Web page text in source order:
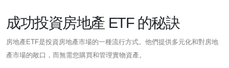
成功投資房地產 ETF 的秘訣
房地產ETF是投資房地產市場的一種流行方式。他們提供多元化和對房地
產市場的敞口，而無需您購買和管理實物資產。